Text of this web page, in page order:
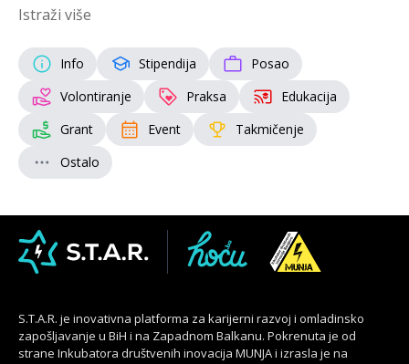
Istraži više
Info Stipendija
Posao
Volontiranje
Praksa
Edukacija
Grant
Event
Takmičenje
Ostalo
S.T.A.R. je inovativna platforma za karijerni razvoj i omladinsko
zapošljavanje u BiH i na Zapadnom Balkanu. Pokrenuta je od
strane Inkubatora društvenih inovacija MUNJA i izrasla je na